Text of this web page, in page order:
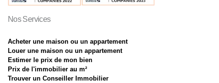
Nos Services
Acheter une maison ou un appartement
Louer une maison ou un appartement
Estimer le prix de mon bien
Prix de l'immobilier au m²
Trouver un Conseiller Immobilier